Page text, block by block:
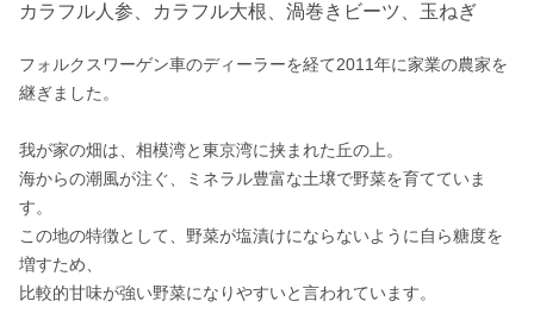
カラフル人参、カラフル大根、渦巻きビーツ、玉ねぎ
フォルクスワーゲン車のディーラーを経て2011年に家業の農家を
継ぎました。
我が家の畑は、相模湾と東京湾に挟まれた丘の上。
海からの潮風が注ぐ、ミネラル豊富な土壌で野菜を育てていま
す。
この地の特徴として、野菜が塩漬けにならないように自ら糖度を
増すため、
比較的甘味が強い野菜になりやすいと言われています。